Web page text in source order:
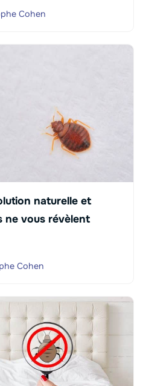
Cohen
naturelle et
ne vous révèlent
Cohen